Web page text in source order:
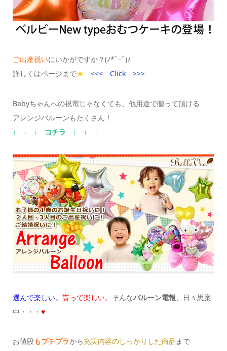
ご出産祝いにいかがですか？(ﾉ*ﾟｰﾟ)ﾉ
詳しくはページまで★ <<< Click >>>
Babyちゃんへの祝電じゃなくても、他用途で贈って頂ける
アレンジバルーンもたくさん！
↓ ↓ ↓ コチラ ↓ ↓ ↓
選んで楽しい。 貰って楽しい。 そんなバルーン電報、日々思案
中・・・ ♥
お値段もプチプラから充実内容のしっかりした商品まで